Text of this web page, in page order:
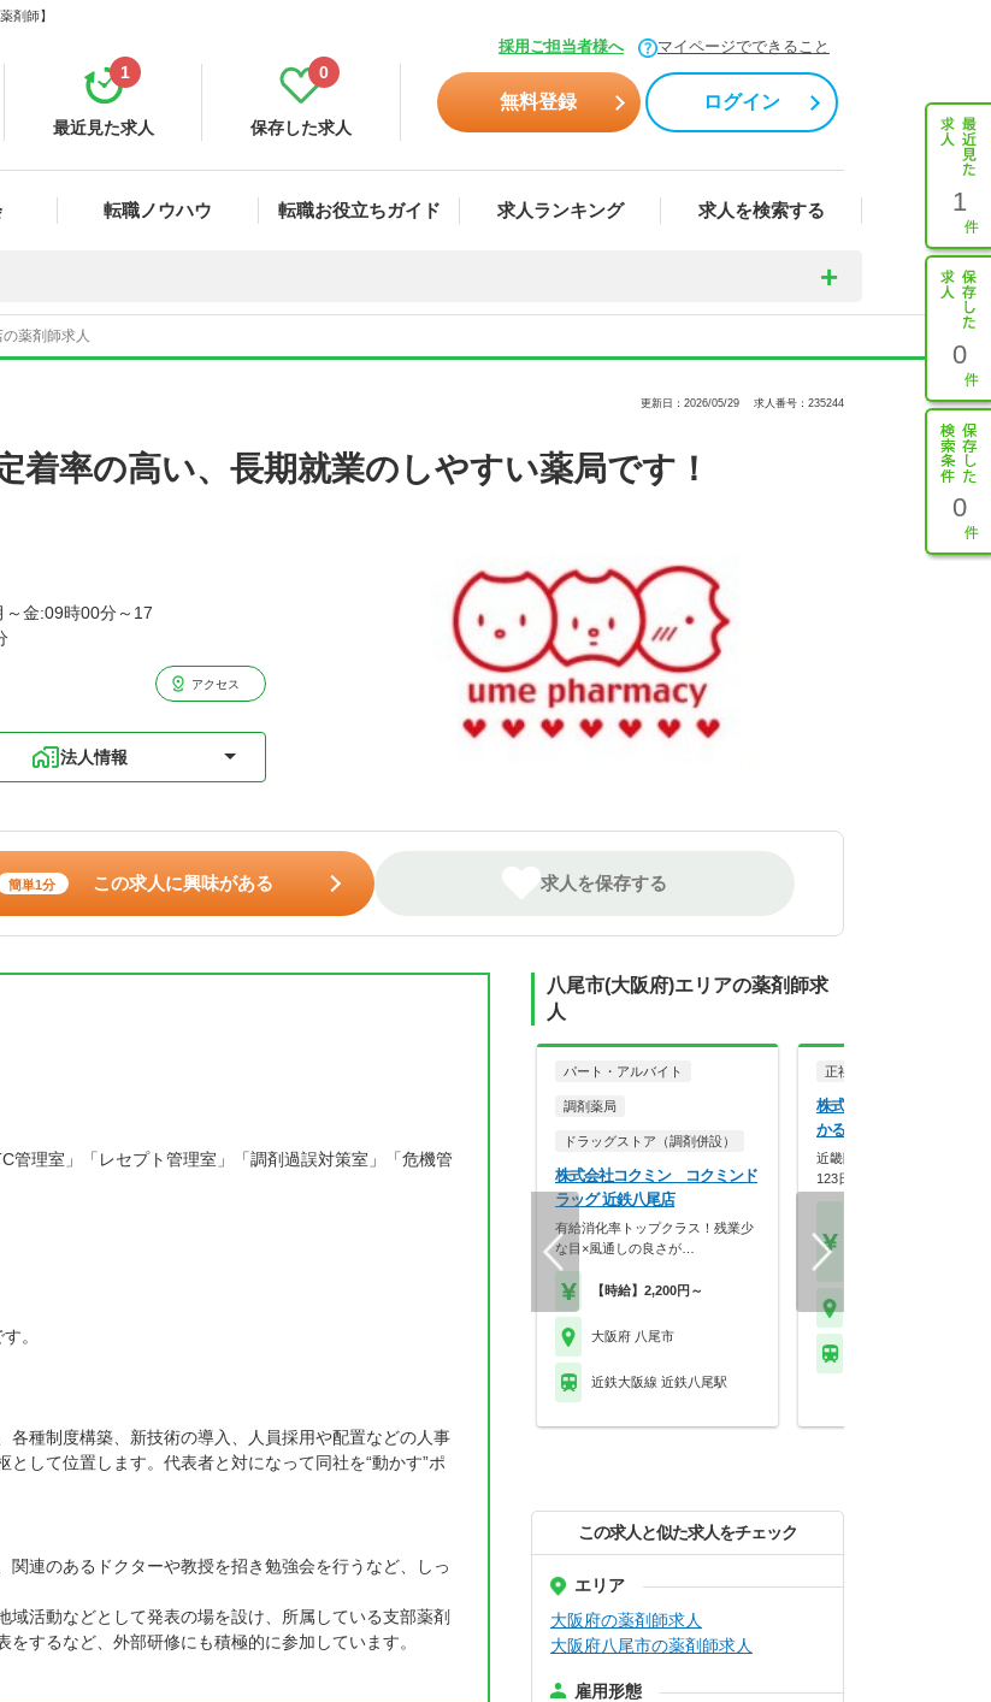
剤師】
採用ご担当者様へ マイページでできること
最近見た求人
1
保存した求人
0
無料登録 ログイン
転職ノウハウ 転職お役立ちガイド 求人ランキング 求人を検索する 1
0
0
薬剤師求人
更新日：2026/05/29 求人番号：235244
着率の高い、長期就業のしやすい薬局です！
～金:09時00分～17
アクセス
法人情報
簡単1分 この求人に興味がある 求人を保存する
管理室」「レセプト管理室」「調剤過誤対策室」「危機管
。
種制度構築、新技術の導入、人員採用や配置などの人事
して位置します。代表者と対になって同社を“動かす”ポ
連のあるドクターや教授を招き勉強会を行うなど、しっ
活動などとして発表の場を設け、所属している支部薬剤
するなど、外部研修にも積極的に参加しています。
八尾市(大阪府)エリアの薬剤師求
人
パート・アルバイト
調剤薬局
ドラッグストア（調剤併設）
株式会社コクミン コクミンド
ラッグ 近鉄八尾店
有給消化率トップクラス！残業少
な目×風通しの良さが…
【時給】2,200円～
大阪府 八尾市
近鉄大阪線 近鉄八尾駅
正社員
株式会社メディカルかる
かるがも薬局 八尾店
近畿圏に90店舗展開！年間
123日×スギHD母…
この求人と似た求人をチェック
エリア
大阪府の薬剤師求人
大阪府八尾市の薬剤師求人
雇用形態